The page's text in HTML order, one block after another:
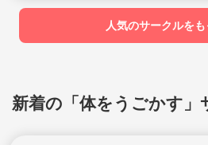
rdj.web/
an.com/
した。 初心者も多いので、皆んなで教え合い
ながら上手
スノーボ
追記：
ペース（話
参加の方もお
ーはフレン
「神宮外苑
場」「千葉
グラウンド
る方は気軽にメ
人気のサークルを
新着の「体をうごかす」